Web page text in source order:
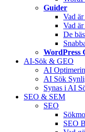
Guider
Vad är
Vad
De
WordPress
AI-Sök & GEO
AI
AI Sök
Synas i AI
SEO & SEM
SEO
SEO